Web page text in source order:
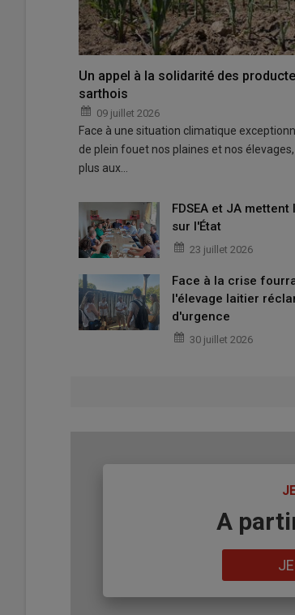
Un appel à la solidarité des
sarthois
09 juillet 2026
Face à une situation climatique
de plein fouet nos plaines et nos
plus aux…
FDSEA et JA
sur l'État
23 juillet 2026
Face à la crise
l'élevage laitier
d'urgence
30 juillet 2026
A